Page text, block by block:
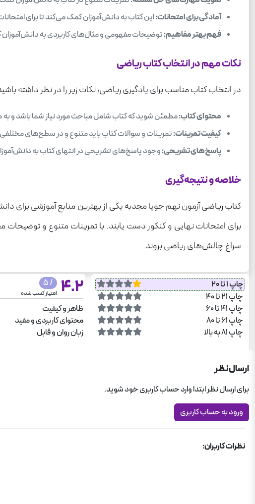
آمادگی برای امتحانات:این کتاب به دانش‌آموزان کمک می‌کند تا برای
فهم بهتر مفاهیم:توضیحات مفهومی و مثال‌های کاربردی به
نکات مهم در انتخاب کتاب ریاضی
در انتخاب کتاب مناسب برای یادگیری ریاضی، نکات زیر را در نظر داشته
محتوای کتاب:مطمئن شوید که کتاب شامل مباحث مورد نیاز شما باشد و به
کیفیت تمرینات:تمرینات و سوالات کتاب باید متنوع و در سطح‌های مختلفی
پاسخ‌های تشریحی:وجود پاسخ‌های تشریحی در انتهای کتاب به
خلاصه و نتیجه‌گیری
کتاب ریاضی آزمون نهم جویا مجدبه یکی از بهترین منابع آموزشی برای
برای امتحانات نهایی و کنکور دست یابند. با تمرینات متنوع و
سراغ چالش‌های ریاضی بروند.
چاپ 1 تا 20
چاپ 21 تا 40
چاپ 41 تا 60
چاپ 61 تا 80
چاپ 81 به بالا
4.2
/ 5
امتیاز کسب شده
ظاهر و کیفیت
محتوای کاربردی و مفید
زبان روان و قابل
ارسال نظر
برای ارسال نظر ابتدا وارد حساب کاربری خود شوید.
ورود به حساب کاربری
نظرات کاربران: